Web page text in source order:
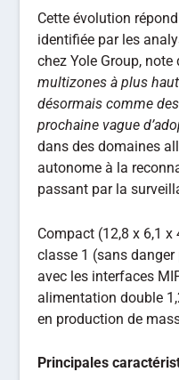
Cette évolution
identifiée par les
chez Yole Group,
multizones à plus
désormais comme
prochaine vague
dans des domaines
autonome à la
passant par la
Compact (12,8 x 6,1
classe 1 (sans
avec les interfaces
alimentation double
en production de
Principales